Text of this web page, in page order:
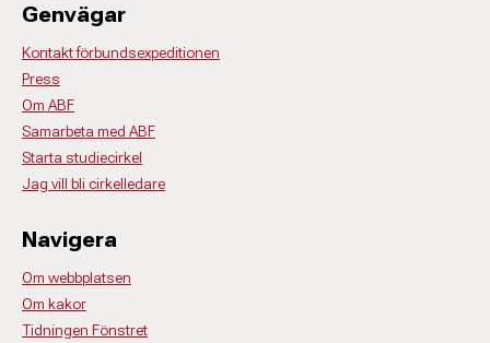
Genvägar
Kontakt förbundsexpeditionen
Press
Om ABF
Samarbeta med ABF
Starta studiecirkel
Jag vill bli cirkelledare
Navigera
Om webbplatsen
Om kakor
Tidningen Fönstret